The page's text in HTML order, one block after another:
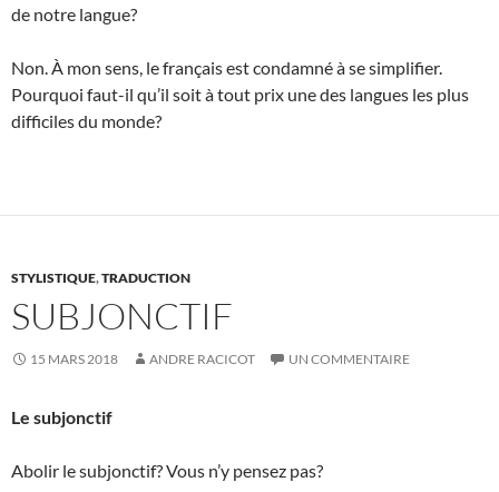
de notre langue?
Non. À mon sens, le français est condamné à se simplifier.
Pourquoi faut-il qu’il soit à tout prix une des langues les plus
difficiles du monde?
STYLISTIQUE,TRADUCTION
SUBJONCTIF
15 MARS 2018 ANDRE RACICOT UN COMMENTAIRE
Le subjonctif
Abolir le subjonctif? Vous n’y pensez pas?